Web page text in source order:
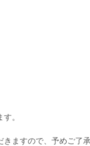
。
ますので、予めご了承